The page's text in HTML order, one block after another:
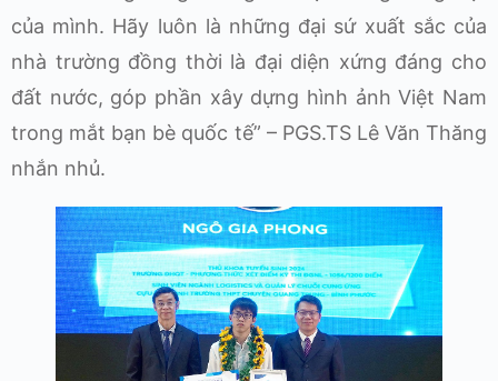
của mình. Hãy luôn là những đại sứ xuất sắc của
nhà trường đồng thời là đại diện xứng đáng cho
đất nước, góp phần xây dựng hình ảnh Việt Nam
trong mắt bạn bè quốc tế” – PGS.TS Lê Văn Thăng
nhắn nhủ.